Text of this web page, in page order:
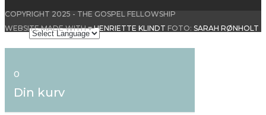
COPYRIGHT 2025 - THE GOSPEL FELLOWSHIP
WEBSITE MADE WITH ♥HENRIETTE KLINDT FOTO: SARAH RØNHOLT
0
Din kurv